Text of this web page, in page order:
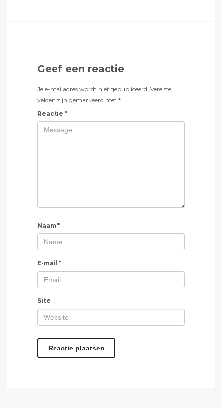
Geef een reactie
Je e-mailadres wordt niet gepubliceerd. Vereiste
velden zijn gemarkeerd met *
Reactie *
Naam *
E-mail *
Site